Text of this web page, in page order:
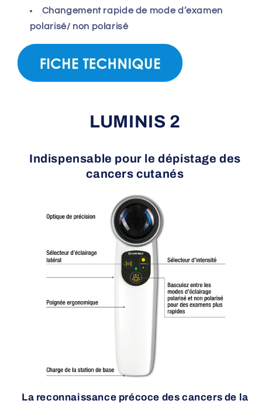
Changement rapide de mode d’examen
polarisé/ non polarisé
LUMINIS 2
Indispensable pour le dépistage des
cancers cutanés
La reconnaissance précoce des cancers de la